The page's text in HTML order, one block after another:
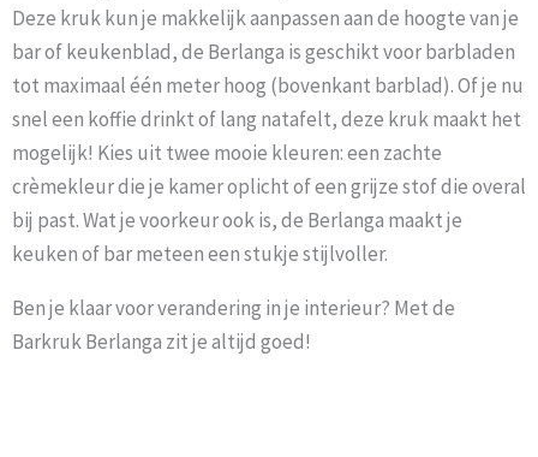
Deze kruk kun je makkelijk aanpassen aan de hoogte van je
bar of keukenblad, de Berlanga is geschikt voor barbladen
tot maximaal één meter hoog (bovenkant barblad). Of je nu
snel een koffie drinkt of lang natafelt, deze kruk maakt het
mogelijk! Kies uit twee mooie kleuren: een zachte
crèmekleur die je kamer oplicht of een grijze stof die overal
bij past. Wat je voorkeur ook is, de Berlanga maakt je
keuken of bar meteen een stukje stijlvoller.
Ben je klaar voor verandering in je interieur? Met de
Barkruk Berlanga zit je altijd goed!